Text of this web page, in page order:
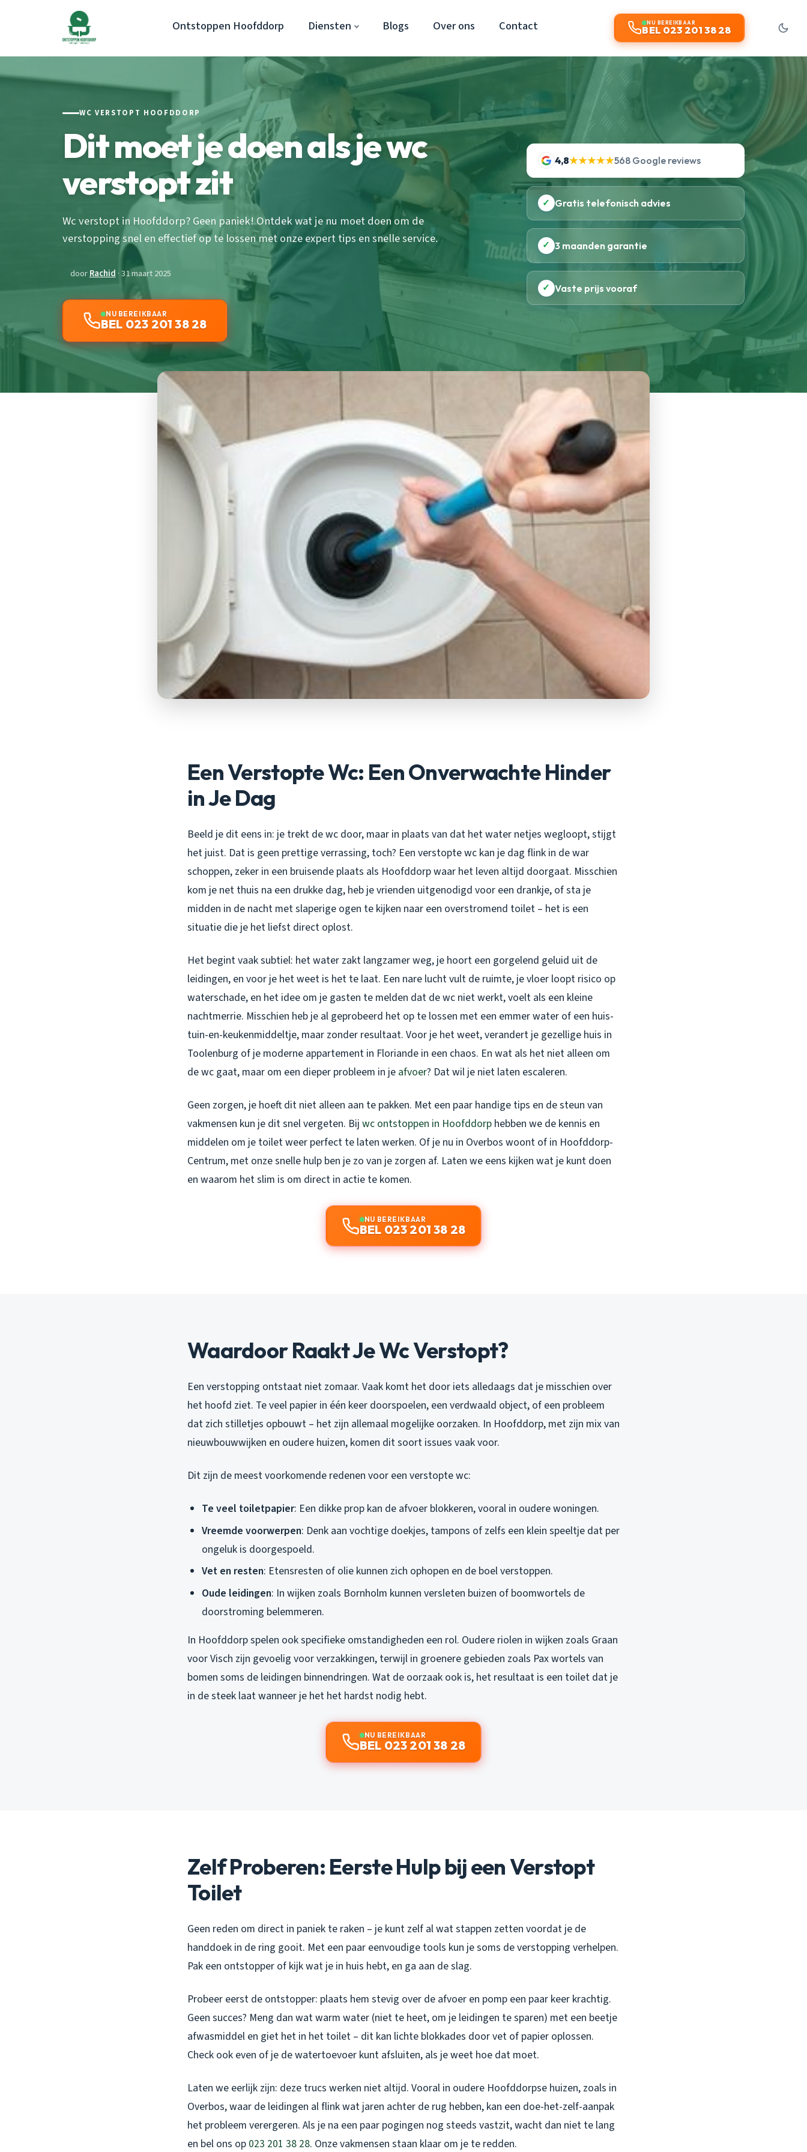
Ontstoppen Hoofddorp Diensten Blogs Over ons Contact NU BEREIKBAAR
BEL 023 201 38 28
WC VERSTOPT HOOFDDORP
Dit moet je doen als je wc
verstopt zit
Wc verstopt in Hoofddorp? Geen paniek! Ontdek wat je nu moet doen om de
verstopping snel en effectief op te lossen met onze expert tips en snelle service.
doorRachid · 31 maart 2025
NU BEREIKBAAR
BEL 023 201 38 28
4,8★★★★★568 Google reviews
✓ Gratis telefonisch advies
✓ 3 maanden garantie
✓ Vaste prijs vooraf
Een Verstopte Wc: Een Onverwachte Hinder
in Je Dag
Beeld je dit eens in: je trekt de wc door, maar in plaats van dat het water netjes wegloopt, stijgt
het juist. Dat is geen prettige verrassing, toch? Een verstopte wc kan je dag flink in de war
schoppen, zeker in een bruisende plaats als Hoofddorp waar het leven altijd doorgaat. Misschien
kom je net thuis na een drukke dag, heb je vrienden uitgenodigd voor een drankje, of sta je
midden in de nacht met slaperige ogen te kijken naar een overstromend toilet – het is een
situatie die je het liefst direct oplost.
Het begint vaak subtiel: het water zakt langzamer weg, je hoort een gorgelend geluid uit de
leidingen, en voor je het weet is het te laat. Een nare lucht vult de ruimte, je vloer loopt risico op
waterschade, en het idee om je gasten te melden dat de wc niet werkt, voelt als een kleine
nachtmerrie. Misschien heb je al geprobeerd het op te lossen met een emmer water of een huis-
tuin-en-keukenmiddeltje, maar zonder resultaat. Voor je het weet, verandert je gezellige huis in
Toolenburg of je moderne appartement in Floriande in een chaos. En wat als het niet alleen om
de wc gaat, maar om een dieper probleem in je afvoer? Dat wil je niet laten escaleren.
Geen zorgen, je hoeft dit niet alleen aan te pakken. Met een paar handige tips en de steun van
vakmensen kun je dit snel vergeten. Bij wc ontstoppen in Hoofddorp hebben we de kennis en
middelen om je toilet weer perfect te laten werken. Of je nu in Overbos woont of in Hoofddorp-
Centrum, met onze snelle hulp ben je zo van je zorgen af. Laten we eens kijken wat je kunt doen
en waarom het slim is om direct in actie te komen.
NU BEREIKBAAR
BEL 023 201 38 28
Waardoor Raakt Je Wc Verstopt?
Een verstopping ontstaat niet zomaar. Vaak komt het door iets alledaags dat je misschien over
het hoofd ziet. Te veel papier in één keer doorspoelen, een verdwaald object, of een probleem
dat zich stilletjes opbouwt – het zijn allemaal mogelijke oorzaken. In Hoofddorp, met zijn mix van
nieuwbouwwijken en oudere huizen, komen dit soort issues vaak voor.
Dit zijn de meest voorkomende redenen voor een verstopte wc:
Te veel toiletpapier: Een dikke prop kan de afvoer blokkeren, vooral in oudere woningen.
Vreemde voorwerpen: Denk aan vochtige doekjes, tampons of zelfs een klein speeltje dat per
ongeluk is doorgespoeld.
Vet en resten: Etensresten of olie kunnen zich ophopen en de boel verstoppen.
Oude leidingen: In wijken zoals Bornholm kunnen versleten buizen of boomwortels de
doorstroming belemmeren.
In Hoofddorp spelen ook specifieke omstandigheden een rol. Oudere riolen in wijken zoals Graan
voor Visch zijn gevoelig voor verzakkingen, terwijl in groenere gebieden zoals Pax wortels van
bomen soms de leidingen binnendringen. Wat de oorzaak ook is, het resultaat is een toilet dat je
in de steek laat wanneer je het het hardst nodig hebt.
NU BEREIKBAAR
BEL 023 201 38 28
Zelf Proberen: Eerste Hulp bij een Verstopt
Toilet
Geen reden om direct in paniek te raken – je kunt zelf al wat stappen zetten voordat je de
handdoek in de ring gooit. Met een paar eenvoudige tools kun je soms de verstopping verhelpen.
Pak een ontstopper of kijk wat je in huis hebt, en ga aan de slag.
Probeer eerst de ontstopper: plaats hem stevig over de afvoer en pomp een paar keer krachtig.
Geen succes? Meng dan wat warm water (niet te heet, om je leidingen te sparen) met een beetje
afwasmiddel en giet het in het toilet – dit kan lichte blokkades door vet of papier oplossen.
Check ook even of je de watertoevoer kunt afsluiten, als je weet hoe dat moet.
Laten we eerlijk zijn: deze trucs werken niet altijd. Vooral in oudere Hoofddorpse huizen, zoals in
Overbos, waar de leidingen al flink wat jaren achter de rug hebben, kan een doe-het-zelf-aanpak
het probleem verergeren. Als je na een paar pogingen nog steeds vastzit, wacht dan niet te lang
en bel ons op 023 201 38 28. Onze vakmensen staan klaar om je te redden.